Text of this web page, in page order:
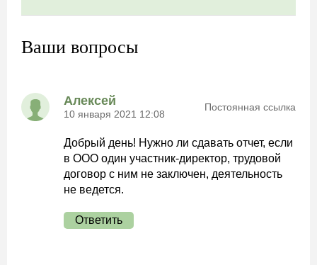
Ваши вопросы
Алексей
10 января 2021 12:08
Постоянная ссылка
Добрый день! Нужно ли сдавать отчет, если
в ООО один участник-директор, трудовой
договор с ним не заключен, деятельность
не ведется.
Ответить